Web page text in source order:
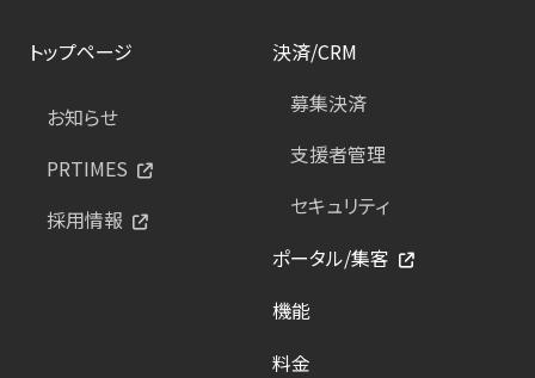
トップページ
お知らせ
PRTIMES
採用情報
決済/CRM
募集決済
支援者管理
セキュリティ
ポータル/集客
機能
料金